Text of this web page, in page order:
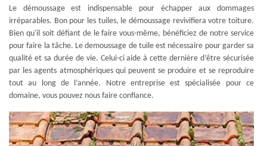
Le démoussage est indispensable pour échapper aux dommages
irréparables. Bon pour les tuiles, le démoussage revivifiera votre toiture.
Bien qu'il soit défiant de le faire vous-même, bénéficiez de notre service
pour faire la tâche. Le demoussage de tuile est nécessaire pour garder sa
qualité et sa durée de vie. Celui-ci aide à cette dernière d’être sécurisée
par les agents atmosphériques qui peuvent se produire et se reproduire
tout au long de l’année. Notre entreprise est spécialisée pour ce
domaine, vous pouvez nous faire confiance.